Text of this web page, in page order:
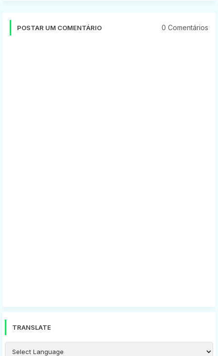
POSTAR UM COMENTÁRIO 0 Comentários
TRANSLATE